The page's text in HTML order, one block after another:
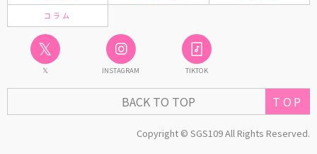
コラム
𝕏
𝕏 INSTAGRAM TIKTOK
BACK TO TOP
Copyright © SGS109 All Rights Reserved.
TOP